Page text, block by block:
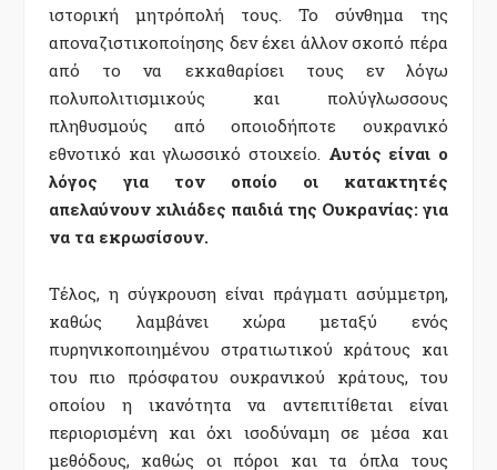
ιστορική μητρόπολή τους. Το σύνθημα της
αποναζιστικοποίησης δεν έχει άλλον σκοπό πέρα
από το να εκκαθαρίσει τους εν λόγω
πολυπολιτισμικούς και πολύγλωσσους
πληθυσμούς από οποιοδήποτε ουκρανικό
εθνοτικό και γλωσσικό στοιχείο. Αυτός είναι ο
λόγος για τον οποίο οι κατακτητές
απελαύνουν χιλιάδες παιδιά της Ουκρανίας: για
να τα εκρωσίσουν.
Τέλος, η σύγκρουση είναι πράγματι ασύμμετρη,
καθώς λαμβάνει χώρα μεταξύ ενός
πυρηνικοποιημένου στρατιωτικού κράτους και
του πιο πρόσφατου ουκρανικού κράτους, του
οποίου η ικανότητα να αντεπιτίθεται είναι
περιορισμένη και όχι ισοδύναμη σε μέσα και
μεθόδους, καθώς οι πόροι και τα όπλα τους